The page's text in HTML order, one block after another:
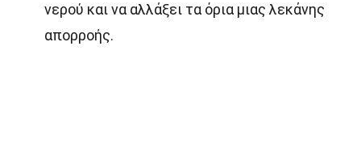
νερού και να αλλάξει τα όρια μιας λεκάνης
απορροής.